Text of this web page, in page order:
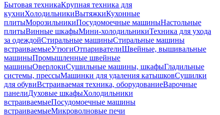
Бытовая техникаКрупная техника для
кухниХолодильникиВытяжкиКухонные
плитыМорозильникиПосудомоечные машиныНастольные
плитыВинные шкафыМини-холодильникиТехника для ухода
за одеждойСтиральные машиныСтиральные машины
встраиваемыеУтюгиОтпаривателиШвейные, вышивальные
машиныПромышленные швейные
машиныОверлокиСушильные машины, шкафыГладильные
системы, прессыМашинки для удаления катышковСушилки
для обувиВстраиваемая техника, оборудованиеВарочные
панелиДуховые шкафыХолодильники
встраиваемыеПосудомоечные машины
встраиваемыеМикроволновые печи